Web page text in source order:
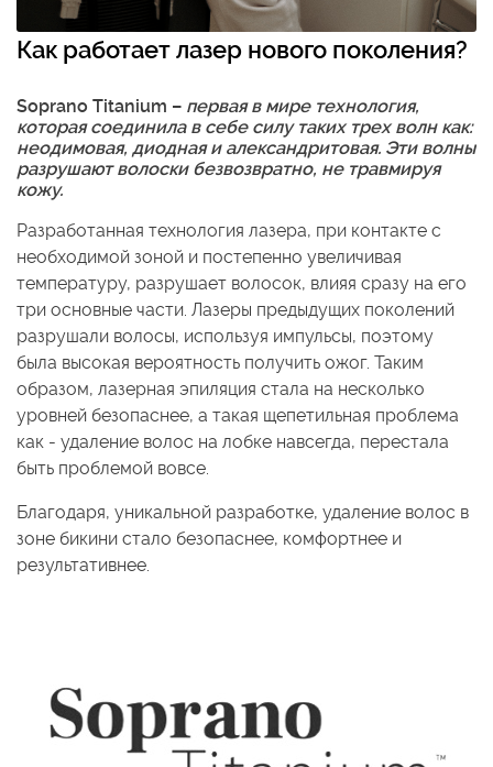
Как работает лазер нового поколения?
Soprano Titanium – первая в мире технология,
которая соединила в себе силу таких трех волн как:
неодимовая, диодная и александритовая. Эти волны
разрушают волоски безвозвратно, не травмируя
кожу.
Разработанная технология лазера, при контакте с
необходимой зоной и постепенно увеличивая
температуру, разрушает волосок, влияя сразу на его
три основные части. Лазеры предыдущих поколений
разрушали волосы, используя импульсы, поэтому
была высокая вероятность получить ожог. Таким
образом, лазерная эпиляция стала на несколько
уровней безопаснее, а такая щепетильная проблема
как - удаление волос на лобке навсегда, перестала
быть проблемой вовсе.
Благодаря, уникальной разработке, удаление волос в
зоне бикини стало безопаснее, комфортнее и
результативнее.